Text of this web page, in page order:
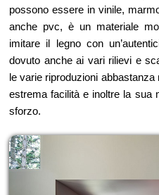
possono essere in vinile,
anche pvc, è un materiale
imitare il legno con
dovuto anche ai vari rilievi e
le varie riproduzioni
estrema facilità e inoltre la sua
sforzo.